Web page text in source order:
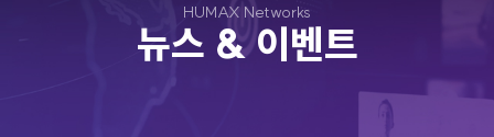
HUMAX Networks
뉴스 & 이벤트